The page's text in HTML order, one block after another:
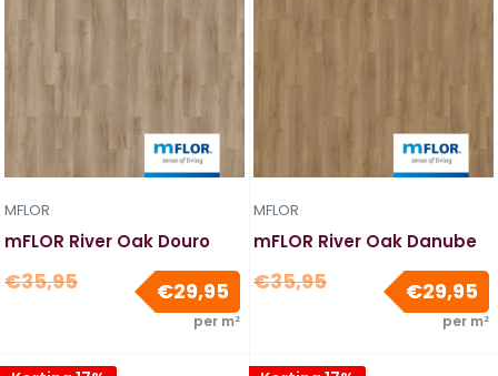
MFLOR
mFLOR River Oak Douro
Normale
€35,95 Verkoopprijs
€29,95
per m²
MFLOR
mFLOR River Oak Danube
Normale
€35,95 €29,95
per m²